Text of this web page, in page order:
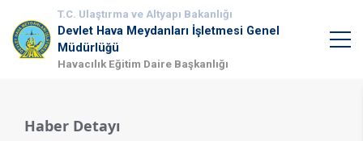
T.C. Ulaştırma ve Altyapı Bakanlığı
Devlet Hava Meydanları İşletmesi Genel
Müdürlüğü
Havacılık Eğitim Daire Başkanlığı
Haber Detayı